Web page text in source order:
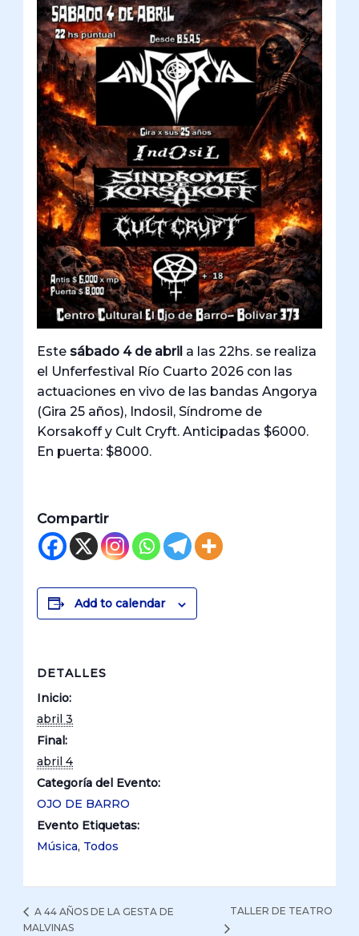
Este sábado 4 de abril a las 22hs. se realiza
el Unferfestival Río Cuarto 2026 con las
actuaciones en vivo de las bandas Angorya
(Gira 25 años), Indosil, Síndrome de
Korsakoff y Cult Cryft. Anticipadas $6000.
En puerta: $8000.
Compartir
Add to calendar
DETALLES
Inicio:
abril 3
Final:
abril 4
Categoría del Evento:
OJO DE BARRO
Evento Etiquetas:
Música, Todos
A 44 AÑOS DE LA GESTA DE
MALVINAS
TALLER DE TEATRO